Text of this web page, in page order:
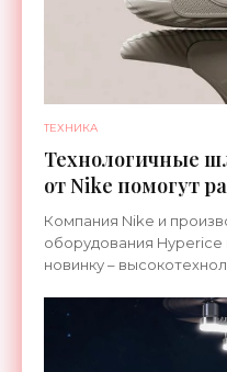
ТЕХНИКА
Технологичные
от Nike помогут
ноги после
Компания Nike и
оборудования
новинку –